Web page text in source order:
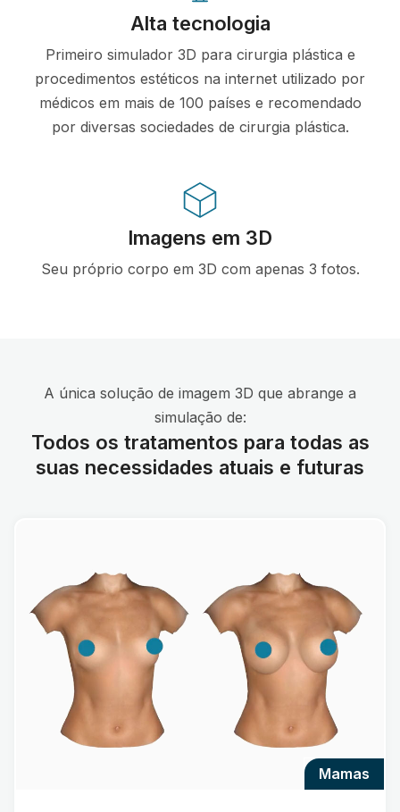
Alta tecnologia
Primeiro simulador 3D para cirurgia plástica e
procedimentos estéticos na internet utilizado por
médicos em mais de 100 países e recomendado
por diversas sociedades de cirurgia plástica.
Imagens em 3D
Seu próprio corpo em 3D com apenas 3 fotos.
A única solução de imagem 3D que abrange a
simulação de:
Todos os tratamentos para todas as
suas necessidades atuais e futuras
mamas